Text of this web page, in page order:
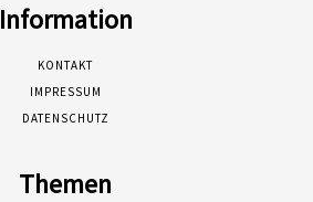
Information
KONTAKT
IMPRESSUM
DATENSCHUTZ
Themen